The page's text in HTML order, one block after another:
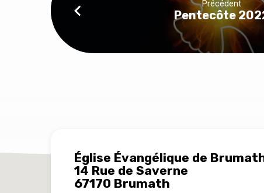
Précédent
Pentecôte
Église Évangélique de
14 Rue de Saverne
67170 Brumath